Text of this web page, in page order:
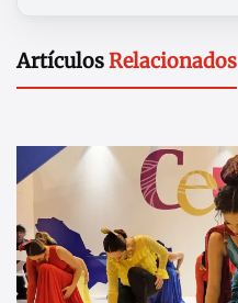
ArtículosRelacionados